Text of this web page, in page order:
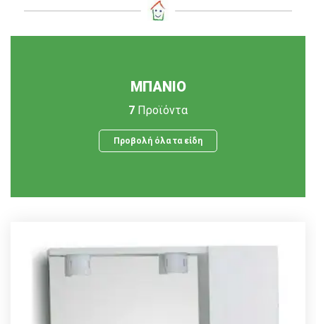
ΜΠΑΝΙΟ
7 Προϊόντα
Προβολή όλα τα είδη